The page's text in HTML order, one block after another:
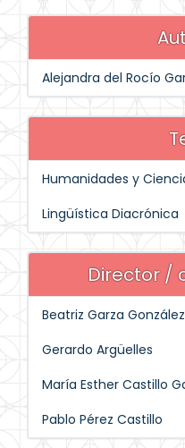
Alejandra del Rocío
Humanidades y
Lingüística Diacrónica
Director /
Beatriz Garza González
Gerardo Argüelles
María Esther Castillo
Pablo Pérez Castillo